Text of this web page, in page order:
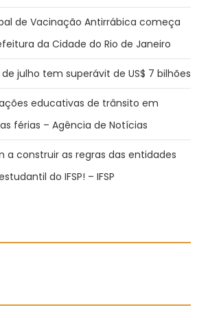
de Vacinação Antirrábica começa
da Cidade do Rio de Janeiro
julho tem superávit de US$ 7 bilhões
educativas de trânsito em
férias – Agência de Notícias
a construir as regras das entidades
do IFSP! – IFSP